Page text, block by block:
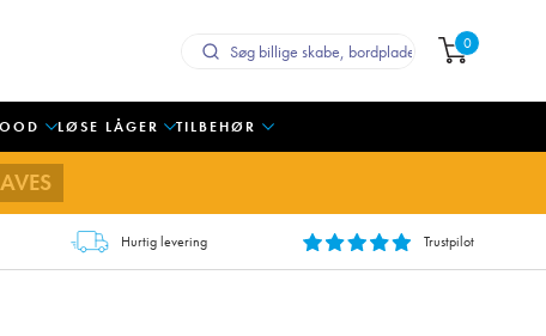
0
LØSE LÅGER TILBEHØR
Hurtig levering Trustpilot